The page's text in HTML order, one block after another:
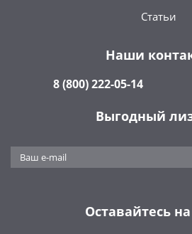
Статьи
Наши
8 (800) 222-05-14
Выгодный
Оставайтесь